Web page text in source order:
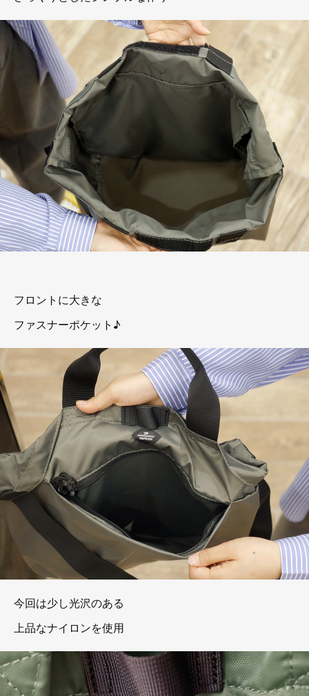
フロントに大きな
ファスナーポケット♪
今回は少し光沢のある
上品なナイロンを使用